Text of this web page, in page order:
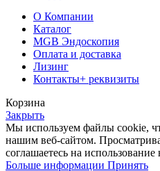
О Компании
Каталог
MGB Эндоскопия
Оплата и доставка
Лизинг
Контакты+ реквизиты
Корзина
Закрыть
Мы используем файлы cookie,
нашим веб-сайтом.
соглашаетесь на
Больше информации Принять